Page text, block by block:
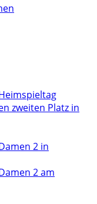
zweiten Platz in
2 in
2 am